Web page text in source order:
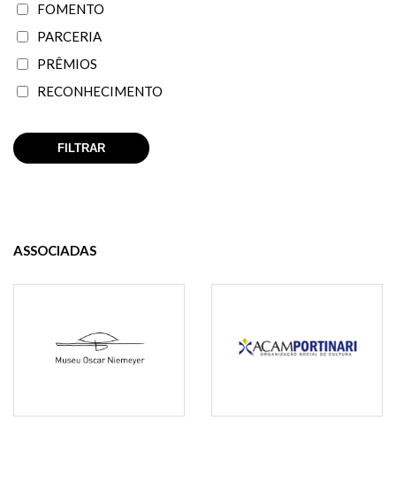
FOMENTO
PARCERIA
PRÊMIOS
RECONHECIMENTO
ASSOCIADAS